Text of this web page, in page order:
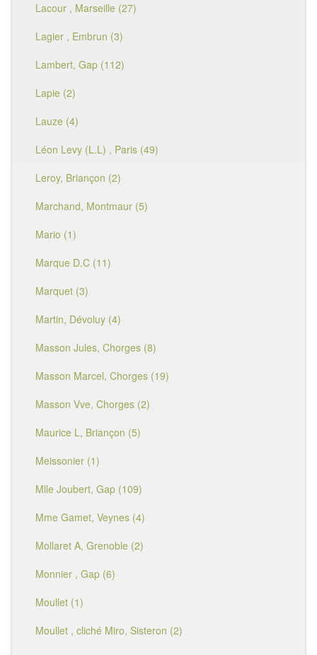
Lacour , Marseille (27)
Lagier , Embrun (3)
Lambert, Gap (112)
Lapie (2)
Lauze (4)
Léon Levy (L.L) , Paris (49)
Leroy, Briançon (2)
Marchand, Montmaur (5)
Mario (1)
Marque D.C (11)
Marquet (3)
Martin, Dévoluy (4)
Masson Jules, Chorges (8)
Masson Marcel, Chorges (19)
Masson Vve, Chorges (2)
Maurice L, Briançon (5)
Meissonier (1)
Mlle Joubert, Gap (109)
Mme Gamet, Veynes (4)
Mollaret A, Grenoble (2)
Monnier , Gap (6)
Moullet (1)
Moullet , cliché Miro, Sisteron (2)